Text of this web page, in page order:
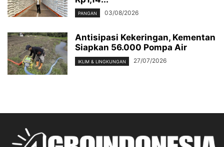
PANGAN 03/08/2026
Antisipasi Kekeringan, Kementan
Siapkan 56.000 Pompa Air
IKLIM & LINGKUNGAN 27/07/2026